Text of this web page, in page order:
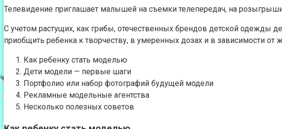
Телевидение приглашает малышей на съемки телепередач, на
С учетом растущих, как грибы, отечественных брендов детской одежды
приобщить ребенка к творчеству, в умеренных дозах и в зависимости от
Как ребенку стать моделью
Дети модели — первые шаги
Портфолио или набор фотографий будущей модели
Рекламные модельные агентства
Несколько полезных советов